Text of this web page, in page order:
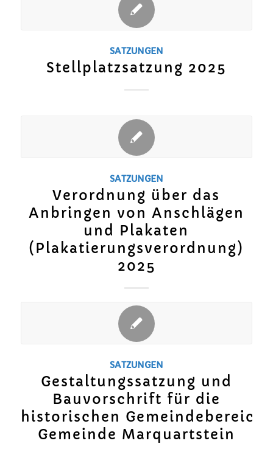
SATZUNGEN
Stellplatzsatzung 2025
SATZUNGEN
Verordnung über das
Anbringen von Anschlägen
und Plakaten
(Plakatierungsverordnung)
2025
SATZUNGEN
Gestaltungssatzung und
Bauvorschrift für die
historischen
Gemeinde Marquartstein